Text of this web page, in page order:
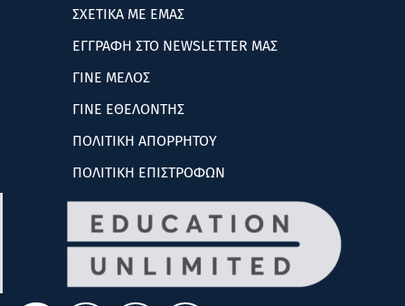
ΣΧΕΤΙΚΑ ΜΕ ΕΜΑΣ
ΕΓΓΡΑΦΗ ΣΤΟ NEWSLETTER ΜΑΣ
ΓΙΝΕ ΜΕΛΟΣ
ΓΙΝΕ ΕΘΕΛΟΝΤΗΣ
ΠΟΛΙΤΙΚΗ ΑΠΟΡΡΗΤΟΥ
ΠΟΛΙΤΙΚΗ ΕΠΙΣΤΡΟΦΩΝ